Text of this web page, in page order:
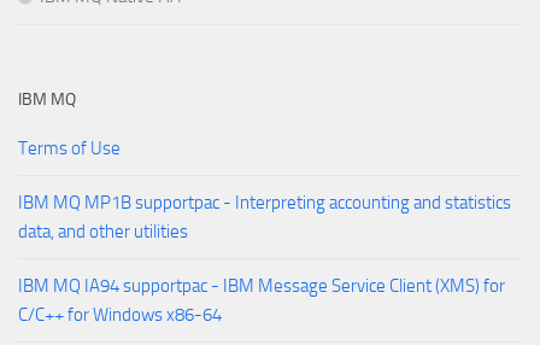
IBM MQ
Terms of Use
IBM MQ MP1B supportpac - Interpreting accounting and statistics
data, and other utilities
IBM MQ IA94 supportpac - IBM Message Service Client (XMS) for
C/C++ for Windows x86-64